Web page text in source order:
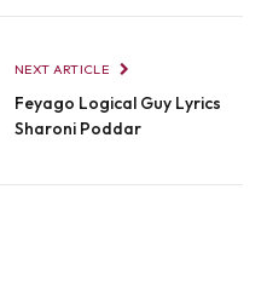
NEXT ARTICLE
Feyago Logical Guy Lyrics
Sharoni Poddar